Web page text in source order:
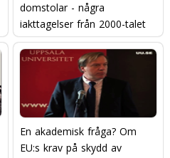
domstolar - några
iakttagelser från 2000-talet
En akademisk fråga? Om
EU:s krav på skydd av